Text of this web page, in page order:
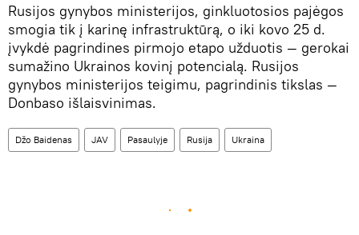
Rusijos gynybos ministerijos, ginkluotosios pajėgos
smogia tik į karinę infrastruktūrą, o iki kovo 25 d.
įvykdė pagrindines pirmojo etapo užduotis — gerokai
sumažino Ukrainos kovinį potencialą. Rusijos
gynybos ministerijos teigimu, pagrindinis tikslas —
Donbaso išlaisvinimas.
Džo Baidenas JAV Pasaulyje Rusija Ukraina